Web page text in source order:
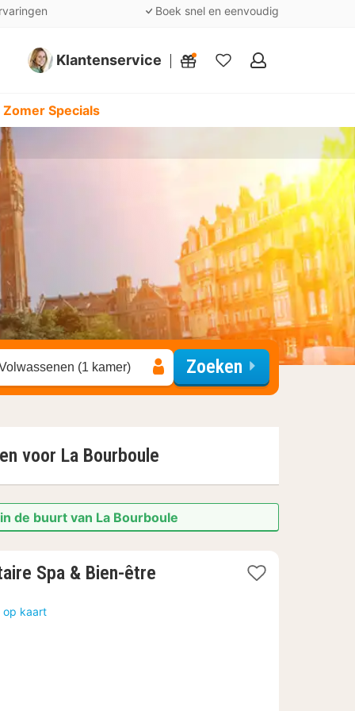
Boek snel en eenvoudig
Klantenservice
Mijn
Specials
(1 kamer) Zoeken
voor La Bourboule
de buurt van La Bourboule
Spa & Bien-être
op kaart